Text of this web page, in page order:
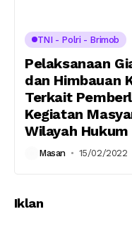
TNI - Polri - Brimob
Pelaksanaan
dan Himbauan
Terkait
Kegiatan
Wilayah
Masan 15/02/2022
Iklan